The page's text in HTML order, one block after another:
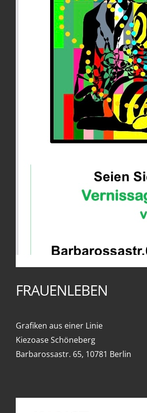
FRAUENLEBEN
Grafiken aus einer Linie
Kiezoase Schöneberg
Barbarossastr. 65, 10781 Berlin